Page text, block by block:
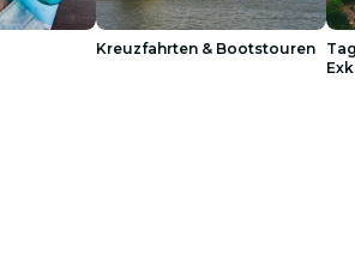
Kreuzfahrten & Bootstouren